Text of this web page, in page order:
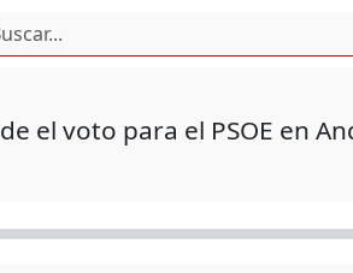
el voto para el PSOE en